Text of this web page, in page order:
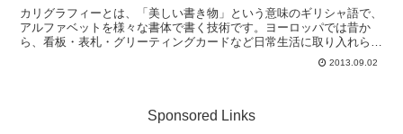
カリグラフィーとは、「美しい書き物」という意味のギリシャ語で、
アルファベットを様々な書体で書く技術です。ヨーロッパでは昔か
ら、看板・表札・グリーティングカードなど日常生活に取り入れられ
てきました。日本でも、バースデイカードやクリスマスカード...2013.09.02
Sponsored Links